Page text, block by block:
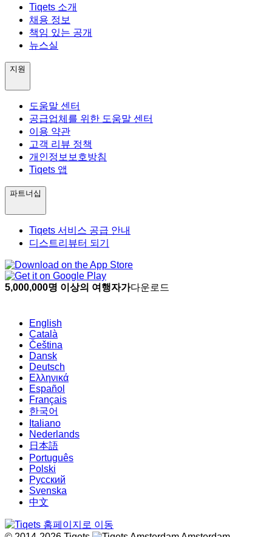
Tiqets 소개
채용 정보
책임 있는 공개
뉴스실
지원
도움말 센터
공급업체를 위한 도움말 센터
이용 약관
고객 리뷰 정책
개인정보보호방침
Tiqets 앱
파트너십
Tiqets 서비스 공급 안내
디스트리뷰터 되기
5,000,000명 이상의 여행자가다운로드
English
Català
Čeština
Dansk
Deutsch
Ελληνικά
Español
Français
한국어
Italiano
Nederlands
日本語
Português
Polski
Русский
Svenska
中文